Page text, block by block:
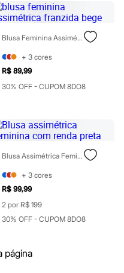
Blusa Feminina Assimétrica Franzida Bege
+ 3 cores
R$ 89,99
30% OFF - CUPOM 8DO8
Blusa Assimétrica Feminina Com Renda Preta
+ 3 cores
R$ 99,99
2 por R$ 199
30% OFF - CUPOM 8DO8
página